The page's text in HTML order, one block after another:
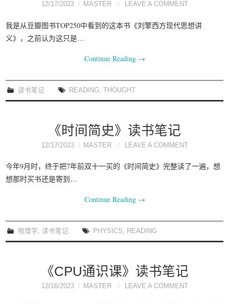
12/17/2023 MASTER LEAVE A COMMENT
我是从豆瓣图书TOP250中看到的这本书《刘擎西方现代思想讲
义》，之前认为这只是…
Continue Reading →
读书笔记 READING ,THOUGHT
《时间简史》读书笔记
12/17/2023 MASTER LEAVE A COMMENT
今年9月时，终于把7年前双十一买的《时间简史》完整读了一遍，想
想那时买书还是寄到…
Continue Reading →
物理学,读书笔记 PHYSICS, READING
《CPU通识课》读书笔记
12/16/2023 MASTER LEAVE A COMMENT